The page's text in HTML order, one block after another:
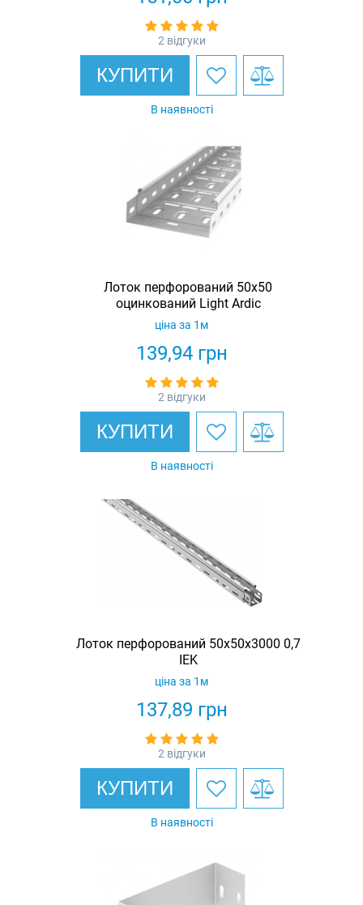
2 відгуки
КУПИТИ
В наявності
Лоток перфорований 50х50
оцинкований Light Ardic
139,94грн
ціна за 1м
2 відгуки
КУПИТИ
В наявності
Лоток перфорований 50х50х3000 0,7
IEK
137,89 грн
ціна за 1м
2 відгуки
КУПИТИ
В наявності